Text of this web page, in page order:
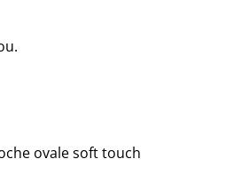
ovale soft touch